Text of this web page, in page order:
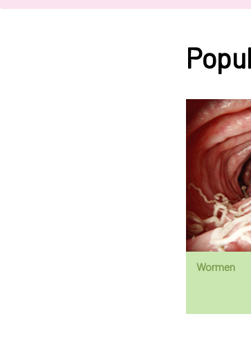
Wormen